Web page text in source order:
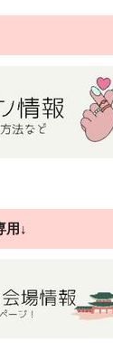
用↓